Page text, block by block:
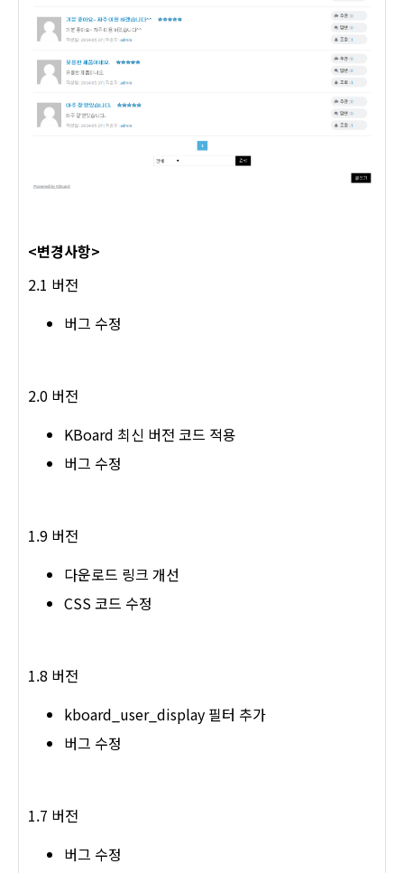
<변경사항>
2.1 버전
버그 수정
2.0 버전
KBoard 최신 버전 코드 적용
버그 수정
1.9 버전
다운로드 링크 개선
CSS 코드 수정
1.8 버전
kboard_user_display 필터 추가
버그 수정
1.7 버전
버그 수정